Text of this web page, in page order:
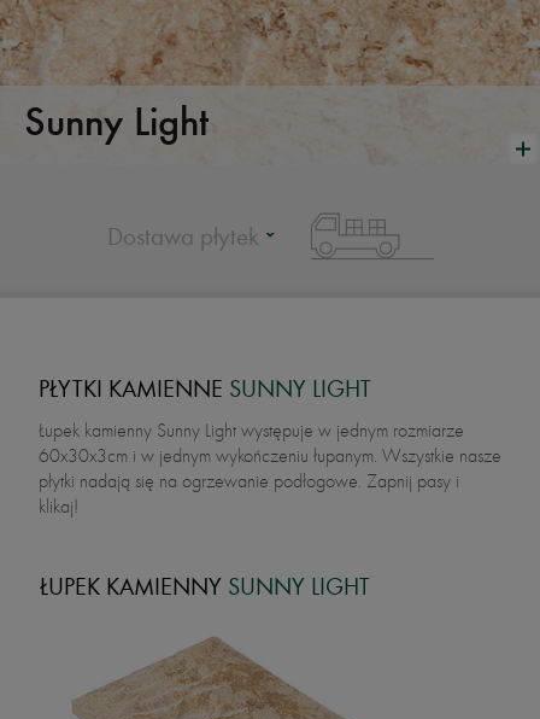
Sunny Light
Dostawa płytek
PŁYTKI KAMIENNE SUNNY LIGHT
Łupek kamienny Sunny Light występuje w jednym rozmiarze
60x30x3cm i w jednym wykończeniu łupanym. Wszystkie nasze
płytki nadają się na ogrzewanie podłogowe. Zapnij pasy i
klikaj!
ŁUPEK KAMIENNY SUNNY LIGHT